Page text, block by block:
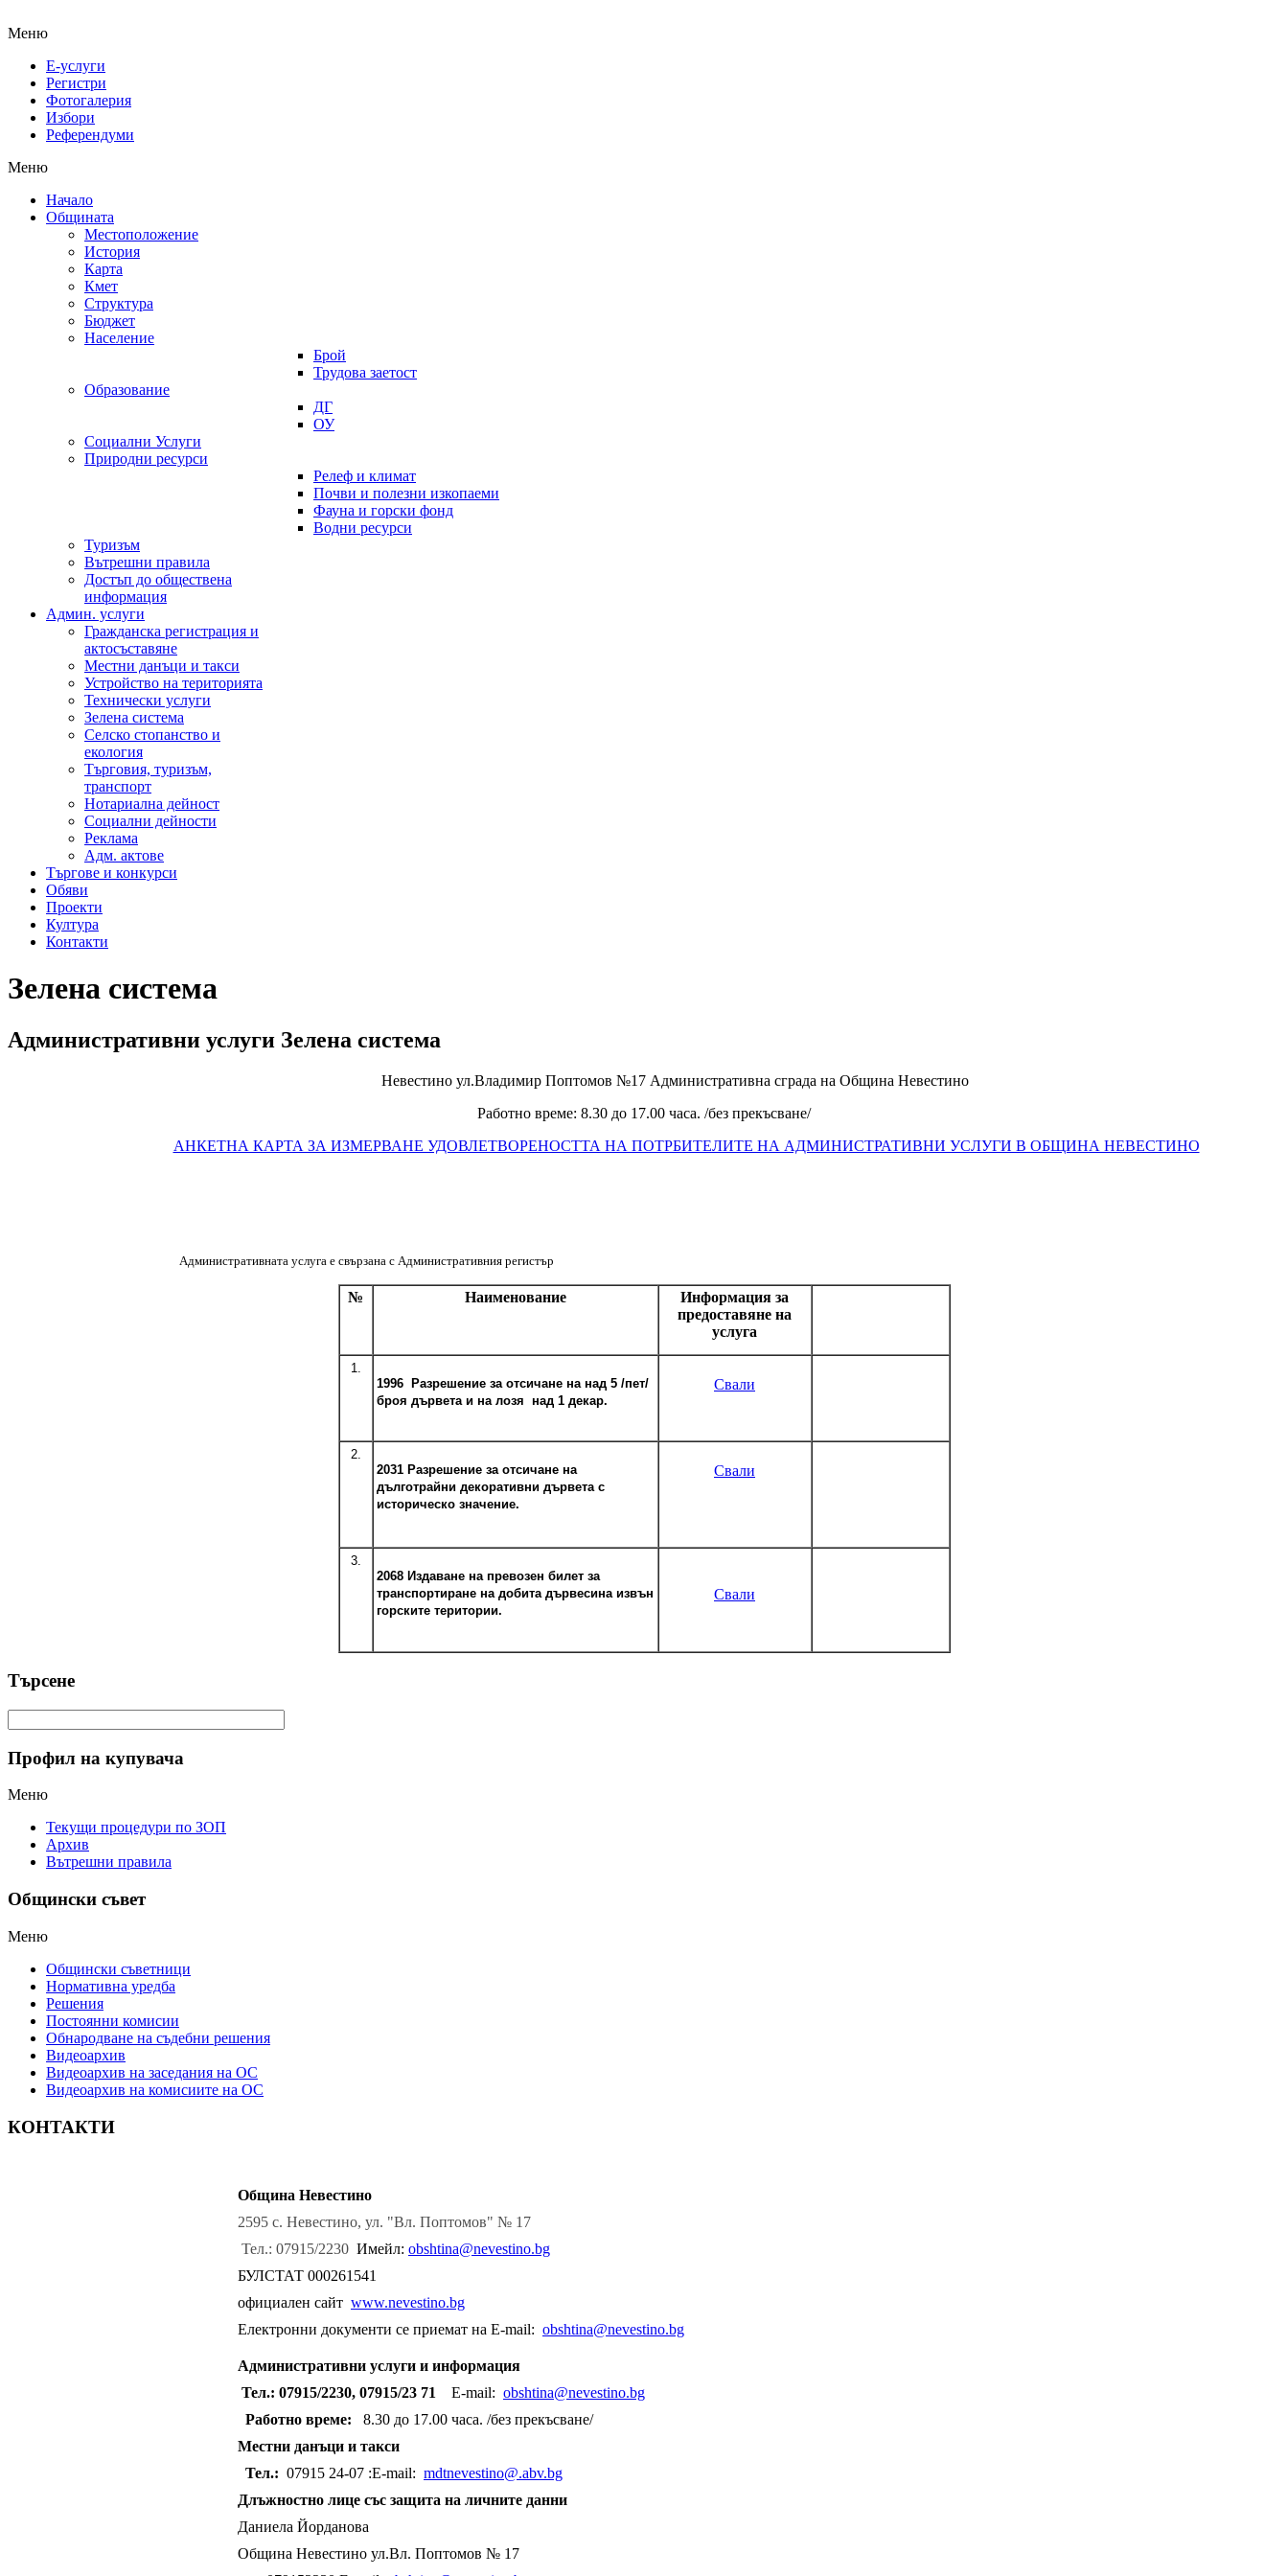
Меню
Е-услуги
Регистри
Фотогалерия
Избори
Референдуми
Меню
Начало
Общината
Местоположение
История
Карта
Кмет
Структура
Бюджет
Население
Брой
Трудова заетост
Образование
ДГ
ОУ
Социални Услуги
Природни ресурси
Релеф и климат
Почви и полезни изкопаеми
Фауна и горски фонд
Водни ресурси
Туризъм
Вътрешни правила
Достъп до обществена
информация
Админ. услуги
Гражданска регистрация и
актосъставяне
Местни данъци и такси
Устройство на територията
Технически услуги
Зелена система
Селско стопанство и
екология
Търговия, туризъм,
транспорт
Нотариална дейност
Социални дейности
Реклама
Адм. актове
Търгове и конкурси
Обяви
Проекти
Култура
Контакти
Зелена система
Административни услуги Зелена система
Невестино ул.Владимир Поптомов №17 Административна сграда на Община Невестино
Работно време: 8.30 до 17.00 часа. /без прекъсване/
АНКЕТНА КАРТА ЗА ИЗМЕРВАНЕ УДОВЛЕТВОРЕНОСТТА НА ПОТРБИТЕЛИТЕ НА АДМИНИСТРАТИВНИ УСЛУГИ В ОБЩИНА НЕВЕСТИНО
Административната услуга е свързана с Административния регистър
№ Наименование
Информация за
предоставяне на
услуга
1.
1996 Разрешение за отсичане на над 5 /пет/
броя дървета и на лозя над 1 декар.
Свали
2.
2031 Разрешение за отсичане на
дълготрайни декоративни дървета с
историческо значение.
Свали
3.
2068 Издаване на превозен билет за
транспортиране на добита дървесина извън
горските територии.
Свали
Търсене
Профил на купувача
Меню
Текущи процедури по ЗОП
Архив
Вътрешни правила
Общински съвет
Меню
Общински съветници
Нормативна уредба
Решения
Постоянни комисии
Обнародване на съдебни решения
Видеоархив
Видеоархив на заседания на ОС
Видеоархив на комисиите на ОС
КОНТАКТИ
Община Невестино
2595 с. Невестино, ул. "Вл. Поптомов" № 17
Тел.: 07915/2230 Имейл: obshtina@nevestino.bg
БУЛСТАТ 000261541
официален сайт www.nevestino.bg
Електронни документи се приемат на E-mail: obshtina@nevestino.bg
Административни услуги и информация
Тел.: 07915/2230, 07915/23 71
E-mail: obshtina@nevestino.bg
Работно време: 8.30 до 17.00 часа. /без прекъсване/
Местни данъци и такси
Тел.: 07915 24-07 :E-mail: mdtnevestino@.abv.bg
Длъжностно лице със защита на личните данни
Даниела Йорданова
Община Невестино ул.Вл. Поптомов № 17